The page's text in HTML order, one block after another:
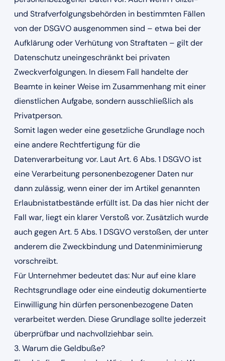
und Strafverfolgungsbehörden in bestimmten Fällen
von der DSGVO ausgenommen sind – etwa bei der
Aufklärung oder Verhütung von Straftaten – gilt der
Datenschutz uneingeschränkt bei privaten
Zweckverfolgungen. In diesem Fall handelte der
Beamte in keiner Weise im Zusammenhang mit einer
dienstlichen Aufgabe, sondern ausschließlich als
Privatperson.
Somit lagen weder eine gesetzliche Grundlage noch
eine andere Rechtfertigung für die
Datenverarbeitung vor. Laut Art. 6 Abs. 1 DSGVO ist
eine Verarbeitung personenbezogener Daten nur
dann zulässig, wenn einer der im Artikel genannten
Erlaubnistatbestände erfüllt ist. Da das hier nicht der
Fall war, liegt ein klarer Verstoß vor. Zusätzlich wurde
auch gegen Art. 5 Abs. 1 DSGVO verstoßen, der unter
anderem die Zweckbindung und Datenminimierung
vorschreibt.
Für Unternehmer bedeutet das: Nur auf eine klare
Rechtsgrundlage oder eine eindeutig dokumentierte
Einwilligung hin dürfen personenbezogene Daten
verarbeitet werden. Diese Grundlage sollte jederzeit
überprüfbar und nachvollziehbar sein.
3. Warum die Geldbuße?